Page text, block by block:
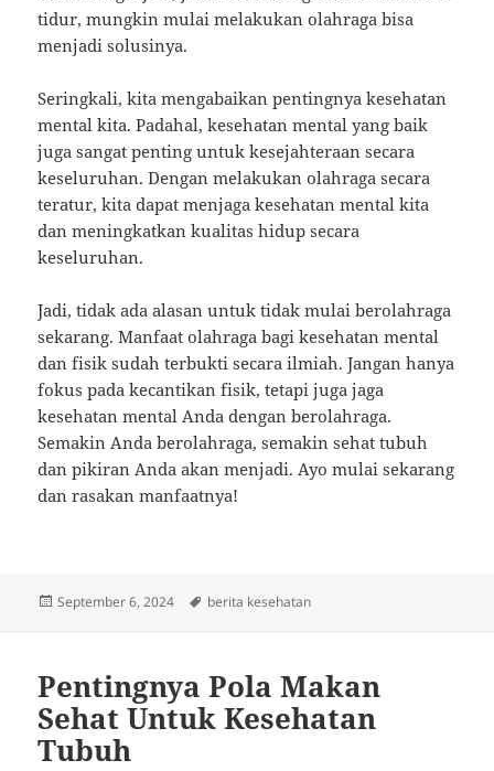
tidur, mungkin mulai melakukan olahraga bisa
menjadi solusinya.
Seringkali, kita mengabaikan pentingnya kesehatan
mental kita. Padahal, kesehatan mental yang baik
juga sangat penting untuk kesejahteraan secara
keseluruhan. Dengan melakukan olahraga secara
teratur, kita dapat menjaga kesehatan mental kita
dan meningkatkan kualitas hidup secara
keseluruhan.
Jadi, tidak ada alasan untuk tidak mulai berolahraga
sekarang. Manfaat olahraga bagi kesehatan mental
dan fisik sudah terbukti secara ilmiah. Jangan hanya
fokus pada kecantikan fisik, tetapi juga jaga
kesehatan mental Anda dengan berolahraga.
Semakin Anda berolahraga, semakin sehat tubuh
dan pikiran Anda akan menjadi. Ayo mulai sekarang
dan rasakan manfaatnya!
Posted
September 6, 2024 Tags
berita kesehatan
Pentingnya Pola Makan
Sehat Untuk Kesehatan
Tubuh